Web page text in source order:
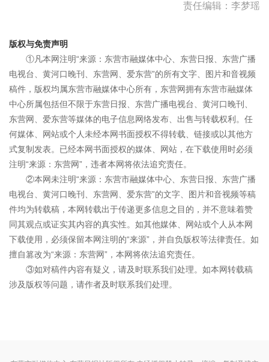
责任编辑：李梦瑶
版权与免责声明
①凡本网注明“来源：东营市融媒体中心、东营日报、东营广播
电视台、黄河口晚刊、东营网、爱东营”的所有文字、图片和音视频
稿件，版权均属东营市融媒体中心所有，东营网拥有东营市融媒体
中心所属包括但不限于东营日报、东营广播电视台、黄河口晚刊、
东营网、爱东营等媒体的电子信息网络发布、出售与转载权利。任
何媒体、网站或个人未经本网书面授权不得转载、链接或以其他方
式复制发表。已经本网书面授权的媒体、网站，在下载使用时必须
注明“来源：东营网”，违者本网将依法追究责任。
②本网未注明“来源：东营市融媒体中心、东营日报、东营广播
电视台、黄河口晚刊、东营网、爱东营”的文字、图片和音视频等稿
件均为转载稿，本网转载出于传递更多信息之目的，并不意味着赞
同其观点或证实其内容的真实性。如其他媒体、网站或个人从本网
下载使用，必须保留本网注明的“来源”，并自负版权等法律责任。如
擅自篡改为“来源：东营网”，本网将依法追究责任。
③如对稿件内容有疑义，请及时联系我们处理。如本网转载稿
涉及版权等问题，请作者及时联系我们处理。